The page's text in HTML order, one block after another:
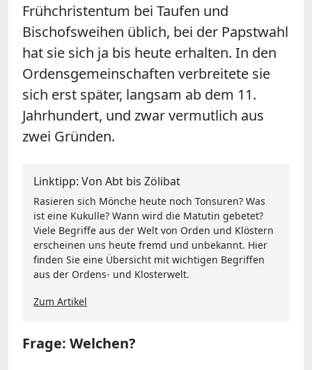
Frühchristentum bei Taufen und
Bischofsweihen üblich, bei der Papstwahl
hat sie sich ja bis heute erhalten. In den
Ordensgemeinschaften verbreitete sie
sich erst später, langsam ab dem 11.
Jahrhundert, und zwar vermutlich aus
zwei Gründen.
Linktipp: Von Abt bis Zölibat
Rasieren sich Mönche heute noch Tonsuren? Was
ist eine Kukulle? Wann wird die Matutin gebetet?
Viele Begriffe aus der Welt von Orden und Klöstern
erscheinen uns heute fremd und unbekannt. Hier
finden Sie eine Übersicht mit wichtigen Begriffen
aus der Ordens- und Klosterwelt.
Zum Artikel
Frage: Welchen?